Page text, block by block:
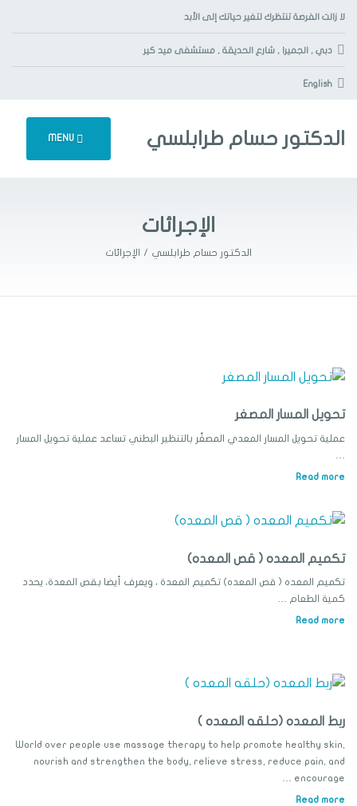
لا زالت الفرصة تنتظرك لتغير حياتك إلى الأبد
دبي , الجميرا , شارع الحديقة , مستشفى ميد كير
English
الدكتور حسام طرابلسي MENU
الإجرائات
الدكتور حسام طرابلسي الإجرائات
تكميم المعده ( قص المعده)
تكميم المعده ( قص المعده) تكميم المعدة ، ويعرف أيضا بقص المعدة، يحدد
كمية الطعام …
Read more
تحويل المسار المصغر
عملية تحويل المسار المعدي المصغِّر بالتنظير البطني تساعد عملية تحويل المسار
Read more
ربط المعده (حلقه المعده )
World over people use massage therapy to help promote healthy skin,
nourish and strengthen the body, relieve stress, reduce pain, and
encourage …
Read more